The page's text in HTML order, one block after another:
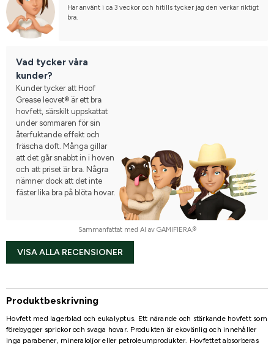
Har använt i ca 3 veckor och hitills tycker jag den verkar riktigt
bra.
Vad tycker våra
kunder?
Kunder tycker att Hoof
Grease leovet® är ett bra
hovfett, särskilt uppskattat
under sommaren för sin
återfuktande effekt och
fräscha doft. Många gillar
att det går snabbt in i hoven
och att priset är bra. Några
nämner dock att det inte
fäster lika bra på blöta hovar.
Sammanfattat med AI av GAMIFIERA.®
VISA ALLA RECENSIONER
Produktbeskrivning
Hovfett med lagerblad och eukalyptus. Ett närande och stärkande hovfett som
förebygger sprickor och svaga hovar. Produkten är ekovänlig och innehåller
inga parabener, mineraloljor eller petroleumprodukter. Hovfettet absorberas